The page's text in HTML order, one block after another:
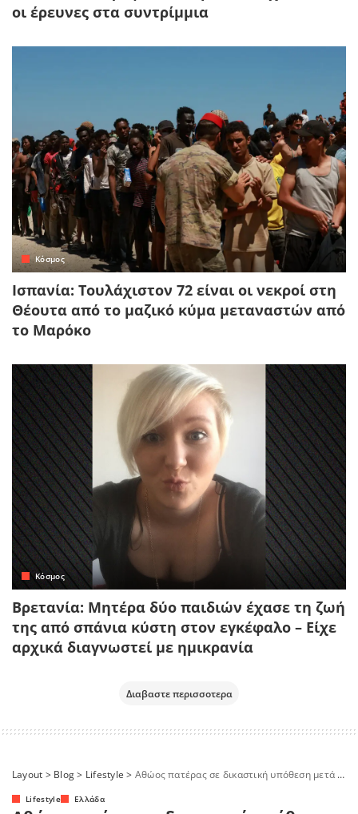
οι έρευνες στα συντρίμμια
Κόσμος
Ισπανία: Τουλάχιστον 72 είναι οι νεκροί στη
Θέουτα από το μαζικό κύμα μεταναστών από
το Μαρόκο
Κόσμος
Βρετανία: Μητέρα δύο παιδιών έχασε τη ζωή
της από σπάνια κύστη στον εγκέφαλο – Είχε
αρχικά διαγνωστεί με ημικρανία
Διαβαστε περισσοτερα
Layout > Blog> Lifestyle > Αθώος πατέρας σε δικαστική υπόθεση μετά από καταγγελία για περιστατικό με την 9χρονη κόρη του
Lifestyle Ελλάδα